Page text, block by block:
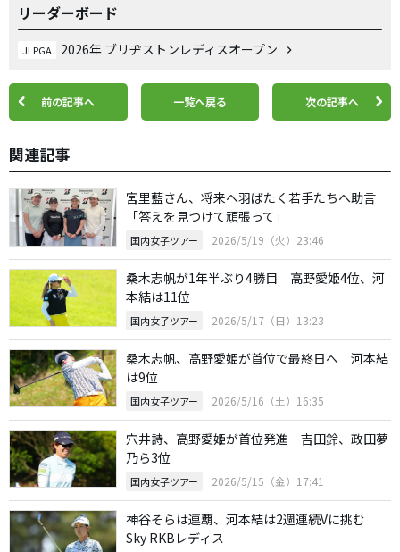
リーダーボード
JLPGA 2026年 ブリヂストンレディスオープン
前の記事へ 一覧へ戻る 次の記事へ
関連記事
宮里藍さん、将来へ羽ばたく若手たちへ助言
「答えを見つけて頑張って」
国内女子ツアー 2026/5/19（火）23:46
桑木志帆が1年半ぶり4勝目 高野愛姫4位、河
本結は11位
国内女子ツアー 2026/5/17（日）13:23
桑木志帆、高野愛姫が首位で最終日へ 河本結
は9位
国内女子ツアー 2026/5/16（土）16:35
穴井詩、高野愛姫が首位発進 吉田鈴、政田夢
乃ら3位
国内女子ツアー 2026/5/15（金）17:41
神谷そらは連覇、河本結は2週連続Vに挑む
Sky RKBレディス